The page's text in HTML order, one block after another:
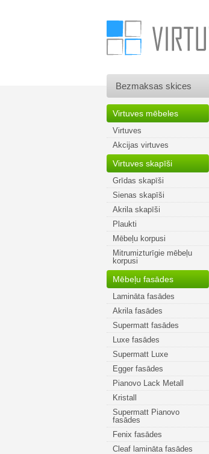
Bezmaksas skices
Virtuves mēbeles
Virtuves
Akcijas virtuves
Virtuves skapīši
Grīdas skapīši
Sienas skapīši
Akrila skapīši
Plaukti
Mēbeļu korpusi
Mitrumizturīgie mēbeļu
korpusi
Mēbeļu fasādes
Lamināta fasādes
Akrila fasādes
Supermatt fasādes
Luxe fasādes
Supermatt Luxe
Egger fasādes
Pianovo Lack Metall
Kristall
Supermatt Pianovo
fasādes
Fenix fasādes
Cleaf lamināta fasādes